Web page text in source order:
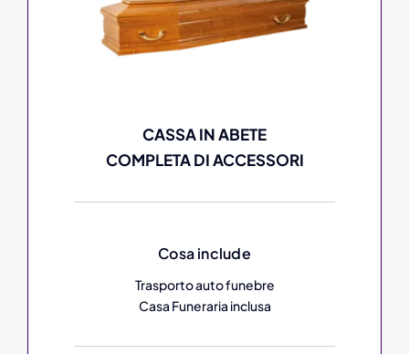
CASSA IN ABETE
COMPLETA DI ACCESSORI
Cosa include
Trasporto auto funebre
Casa Funeraria inclusa